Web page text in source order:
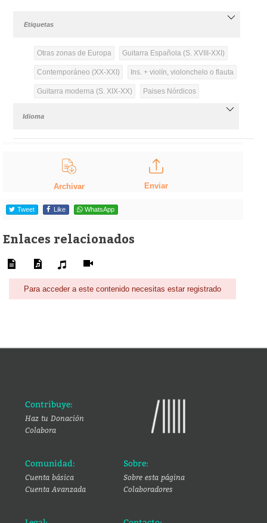
Etiquetas
Otras zonas de Europa Guitarra Española (S. XVIII-XXI)
Contemporáneo (XX-XXI) Ins. + violín, violonchelo o flauta
Guitarra moderna (S. XIX-XX) Paises Nórdicos
Idioma
Archivar Enviar
Tweet Like WhatsApp
Enlaces relacionados
Para acceder a este contenido necesitas estar registrado
Contribuye:
Haz tu Donación
Colabora
Comunidad:
Cuenta básica
Cuenta Avanzada
Sobre:
Sobre esta página
Colaboradores